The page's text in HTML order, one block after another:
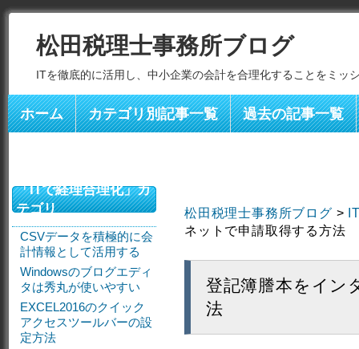
松田税理士事務所ブログ
ITを徹底的に活用し、中小企業の会計を合理化することをミッ
ホーム カテゴリ別記事一覧 過去の記事一覧
松田税理士事務所ブログ >
ネットで申請取得する方法
登記簿謄本をイン
法
「ITで経理合理化」カ
テゴリ
CSVデータを積極的に会
計情報として活用する
Windowsのブログエディ
タは秀丸が使いやすい
EXCEL2016のクイック
アクセスツールバーの設
定方法